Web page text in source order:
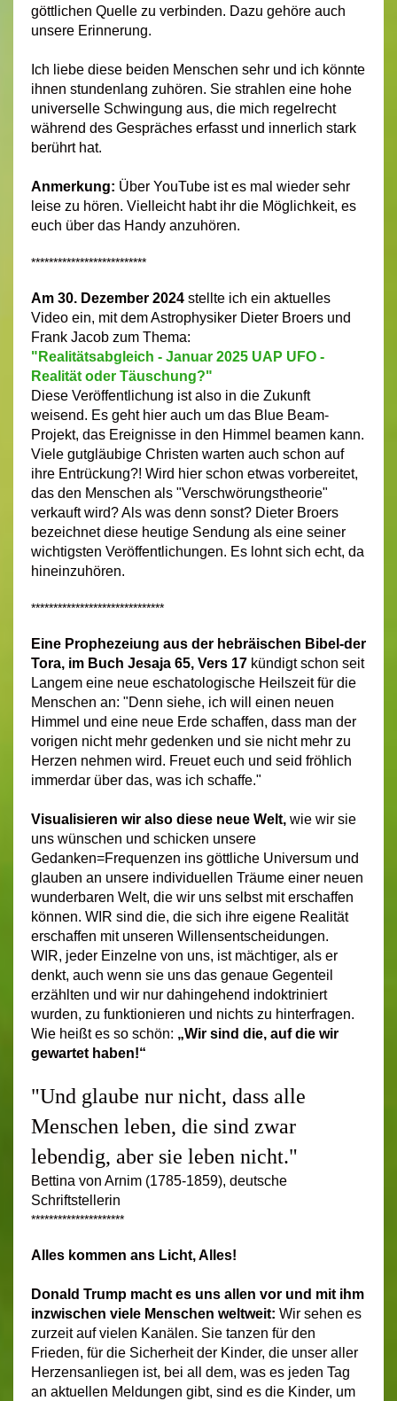
göttlichen Quelle zu verbinden. Dazu gehöre auch
unsere Erinnerung.
Ich liebe diese beiden Menschen sehr und ich könnte
ihnen stundenlang zuhören. Sie strahlen eine hohe
universelle Schwingung aus, die mich regelrecht
während des Gespräches erfasst und innerlich stark
berührt hat.
Anmerkung: Über YouTube ist es mal wieder sehr
leise zu hören. Vielleicht habt ihr die Möglichkeit, es
euch über das Handy anzuhören.
**************************
Am 30. Dezember 2024 stellte ich ein aktuelles
Video ein, mit dem Astrophysiker Dieter Broers und
Frank Jacob zum Thema:
"Realitätsabgleich - Januar 2025 UAP UFO -
Realität oder Täuschung?"
Diese Veröffentlichung ist also in die Zukunft
weisend. Es geht hier auch um das Blue Beam-
Projekt, das Ereignisse in den Himmel beamen kann.
Viele gutgläubige Christen warten auch schon auf
ihre Entrückung?! Wird hier schon etwas vorbereitet,
das den Menschen als "Verschwörungstheorie"
verkauft wird? Als was denn sonst? Dieter Broers
bezeichnet diese heutige Sendung als eine seiner
wichtigsten Veröffentlichungen. Es lohnt sich echt, da
hineinzuhören.
******************************
Eine Prophezeiung aus der hebräischen Bibel-der
Tora, im Buch Jesaja 65, Vers 17 kündigt schon seit
Langem eine neue eschatologische Heilszeit für die
Menschen an: "Denn siehe, ich will einen neuen
Himmel und eine neue Erde schaffen, dass man der
vorigen nicht mehr gedenken und sie nicht mehr zu
Herzen nehmen wird. Freuet euch und seid fröhlich
immerdar über das, was ich schaffe."
Visualisieren wir also diese neue Welt, wie wir sie
uns wünschen und schicken unsere
Gedanken=Frequenzen ins göttliche Universum und
glauben an unsere individuellen Träume einer neuen
wunderbaren Welt, die wir uns selbst mit erschaffen
können. WIR sind die, die sich ihre eigene Realität
erschaffen mit unseren Willensentscheidungen.
WIR, jeder Einzelne von uns, ist mächtiger, als er
denkt, auch wenn sie uns das genaue Gegenteil
erzählten und wir nur dahingehend indoktriniert
wurden, zu funktionieren und nichts zu hinterfragen.
Wie heißt es so schön: „Wir sind die, auf die wir
gewartet haben!“
"Und glaube nur nicht, dass alle
Menschen leben, die sind zwar
lebendig, aber sie leben nicht."
Bettina von Arnim (1785-1859), deutsche
Schriftstellerin
*********************
Alles kommen ans Licht, Alles!
Donald Trump macht es uns allen vor und mit ihm
inzwischen viele Menschen weltweit: Wir sehen es
zurzeit auf vielen Kanälen. Sie tanzen für den
Frieden, für die Sicherheit der Kinder, die unser aller
Herzensanliegen ist, bei all dem, was es jeden Tag
an aktuellen Meldungen gibt, sind es die Kinder, um